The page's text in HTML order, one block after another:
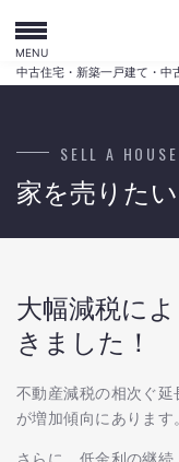
中古住宅・新築一戸建て・中
MENU
SELL A HOUSE
家を売りたい
大幅減税に
きました！
不動産減税の相次ぐ
が増加傾向にあります
さらに、低金利の継